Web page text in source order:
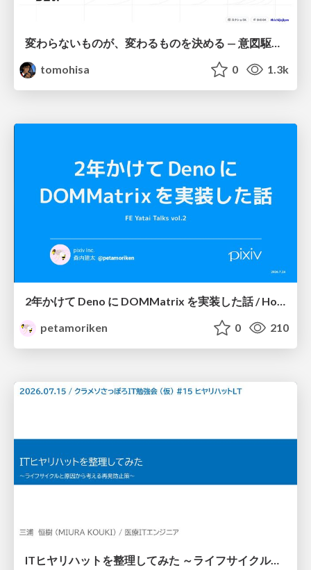
tomohisa
0 1.3k
2年かけて Deno に DOMMatrix を実装した話 / How I implemented DOMMatrix in Deno over two years
petamoriken
0 210
ITヒヤリハットを整理してみた ～ライフサイクルと原因から考える再発防止策～